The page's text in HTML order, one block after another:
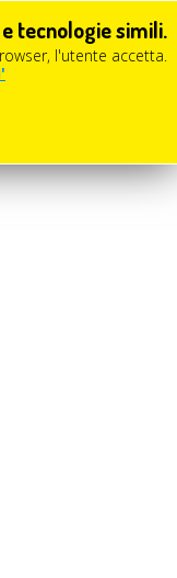
tecnologie simili.
l'utente accetta.